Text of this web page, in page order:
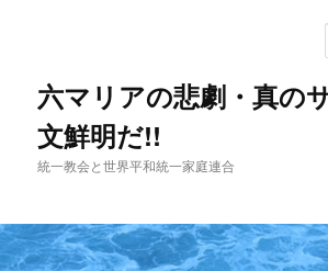
content六マリアの悲劇・真の
文鮮明だ!!
統一教会と世界平和統一家庭連合